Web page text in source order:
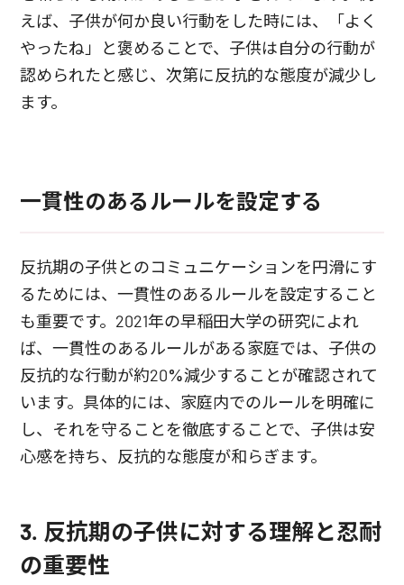
えば、子供が何か良い行動をした時には、「よく
やったね」と褒めることで、子供は自分の行動が
認められたと感じ、次第に反抗的な態度が減少し
ます。
一貫性のあるルールを設定する
反抗期の子供とのコミュニケーションを円滑にす
るためには、一貫性のあるルールを設定すること
も重要です。2021年の早稲田大学の研究によれ
ば、一貫性のあるルールがある家庭では、子供の
反抗的な行動が約20%減少することが確認されて
います。具体的には、家庭内でのルールを明確に
し、それを守ることを徹底することで、子供は安
心感を持ち、反抗的な態度が和らぎます。
3. 反抗期の子供に対する理解と忍耐
の重要性